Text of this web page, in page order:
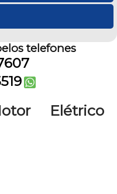
telefones
Elétrico